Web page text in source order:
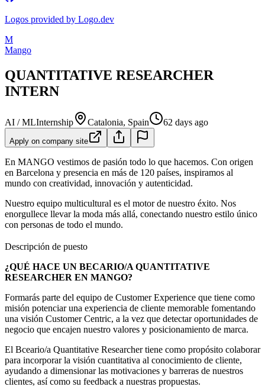
Logos provided by Logo.dev
M
Mango
QUANTITATIVE RESEARCHER
INTERN
AI / MLInternship Catalonia, Spain 62 days ago
Apply on company site
En MANGO vestimos de pasión todo lo que hacemos. Con origen
en Barcelona y presencia en más de 120 países, inspiramos al
mundo con creatividad, innovación y autenticidad.
Nuestro equipo multicultural es el motor de nuestro éxito. Nos
enorgullece llevar la moda más allá, conectando nuestro estilo único
con personas de todo el mundo.
Descripción de puesto
¿QUÉ HACE UN BECARIO/A QUANTITATIVE
RESEARCHER EN MANGO?
Formarás parte del equipo de Customer Experience que tiene como
misión potenciar una experiencia de cliente memorable fomentando
una visión Customer Centric, a la vez que detectar oportunidades de
negocio que encajen nuestro valores y posicionamiento de marca.
El Bceario/a Quantitative Researcher tiene como propósito colaborar
para incorporar la visión cuantitativa al conocimiento de cliente,
ayudando a dimensionar las motivaciones y barreras de nuestros
clientes, así como su feedback a nuestras propuestas.